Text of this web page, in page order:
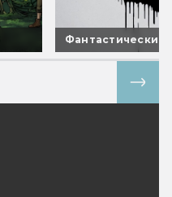
Фантастические